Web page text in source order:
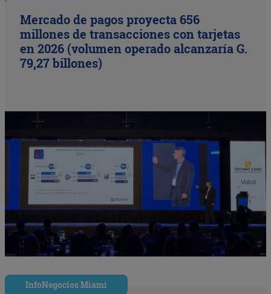
Mercado de pagos proyecta 656
millones de transacciones con tarjetas
en 2026 (volumen operado alcanzaría G.
79,27 billones)
InfoNegocios Miami